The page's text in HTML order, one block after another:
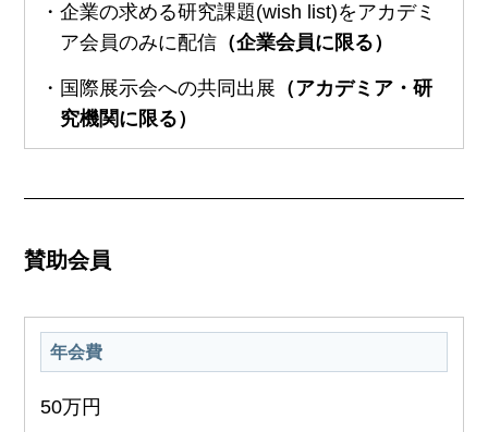
・企業の求める研究課題(wish list)をアカデミ
ア会員のみに配信（企業会員に限る）
・国際展示会への共同出展 （アカデミア・研
究機関に限る）
賛助会員
年会費
50万円